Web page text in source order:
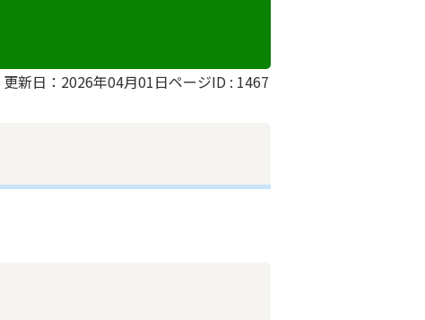
更新日：2026年04月01日ページID : 1467